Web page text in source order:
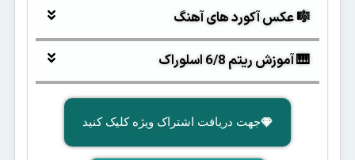
🎼 عکس آکورد های آهنگ
🎹 آموزش ریتم 6/8 اسلوراک
جهت دریافت اشتراک ویژه کلیک کنید